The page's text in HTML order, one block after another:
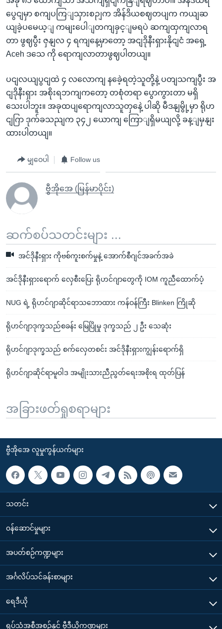
ပွေငျမှာ စကျပကြျသှားစဉျက အိန်ဒိယစဈတပျက ကယျဆ
ယျခဲ့ပမေယ့ျ ကမျးပေါျတကျခှင့ျမရပဲ ဆကျထှကျလာရ
တာ ဖွဈပွီး ဇှနျလ ၄ ရကျနေ့မှာတော့ အငျဒိုနီးရှားနိုငျငံ အရှေ့
Aceh ဒသေ ကို ရောကျလာတာဖွဈပါတယျ။
ပငျလယျပွငျထဲ ၄ လလောကျ နခေဲ့ရတဲ့သူတို့နဲ့ ပတျသကျပွီး အ
ငျဒိုနီးရှား အစိုးရဘကျကတော့ တစုံတရာ ပွောကွားတာ မရှိ
သေးပါဘူး။ အခုထပျရောကျလာသူတှနေဲ့ ပါဆို မီဒနျမွို့မှာ ရိုဟ
ငျဂြာ ဒုက်ခသညျက ၃၄၂ ယောကျ ကြောျရှိမယျလို့ ခန့ျမှနျး
ထားပါတယျ။
မျှဝေပါ Follow us
ဗွီအိုအေ (မြန်မာပိုင်း)
ဆက်စပ်သတင်းများ ...
အင်ဒိုနီးရှား ကိုဗစ်ကူးစက်မှုနဲ့ အောက်စီဂျင်အခက်အခဲ
အင်ဒိုနီးရှားရောက် လှေစီးပြေး ရိုဟင်ဂျာတွေကို IOM ကူညီထောက်ပံ့
NUG ရဲ့ ရိုဟင်ဂျာဆိုင်ရာသဘောထား ကန်ဝန်ကြီး Blinken ကြိုဆို
ရိုဟင်ဂျာဒုက္ခသည်စခန်း မြေပြိုမှု ဒုက္ခသည် ၂ ဦး သေဆုံး
ရိုဟင်ဂျာဒုက္ခသည် စက်လှေတစင်း အင်ဒိုနီးရှားကျွန်းရောက်ရှိ
ရိုဟင်ဂျာဆိုင်ရာမူဝါဒ အမျိုးသားညီညွတ်ရေးအစိုးရ ထုတ်ပြန်
အခြားဖတ်ရှုစရာများ
ဗွီအိုအေ လူမှုကွန်ယက်များ
သတင်း
၀န်ဆောင်မှုများ
အပတ်စဉ်ကဏ္ဍများ
အင်္ဂလိပ်သင်ခန်းစာများ
ရေဒီယို
ရုပ်သံအစီအစဉ်နှင့် ဗွီဒီယိုကဏ္ဍများ